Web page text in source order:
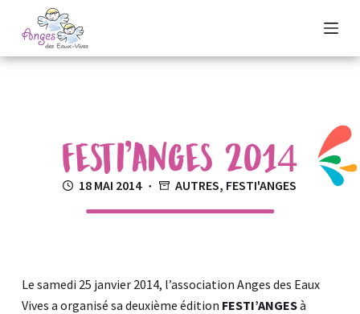
a
s
n
Festi’anges 2014
18 MAI 2014 AUTRES, FESTI'ANGES
Le samedi 25 janvier 2014, l’association Anges des Eaux
Vives a organisé sa deuxième édition FESTI’ANGESà